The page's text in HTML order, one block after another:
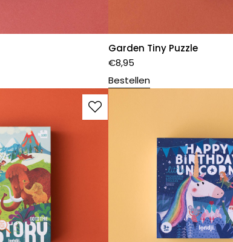
Garden Tiny Puzzle
€8,95
Bestellen